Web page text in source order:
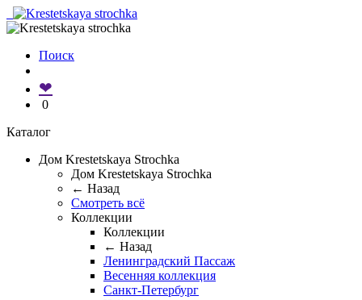
Поиск
❤
0
Каталог
Дом Krestetskaya Strochka
Дом Krestetskaya Strochka
← Назад
Смотреть всё
Коллекции
Коллекции
← Назад
Ленинградский Пассаж
Весенняя коллекция
Санкт-Петербург